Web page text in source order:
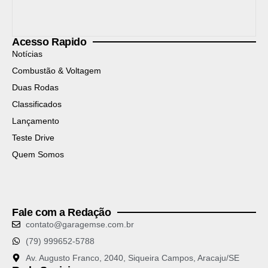
Acesso Rapido
Notícias
Combustão & Voltagem
Duas Rodas
Classificados
Lançamento
Teste Drive
Quem Somos
Fale com a Redação
contato@garagemse.com.br
(79) 999652-5788
Av. Augusto Franco, 2040, Siqueira Campos, Aracaju/SE